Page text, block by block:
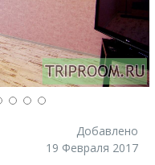
Добавлено
19 Февраля 2017